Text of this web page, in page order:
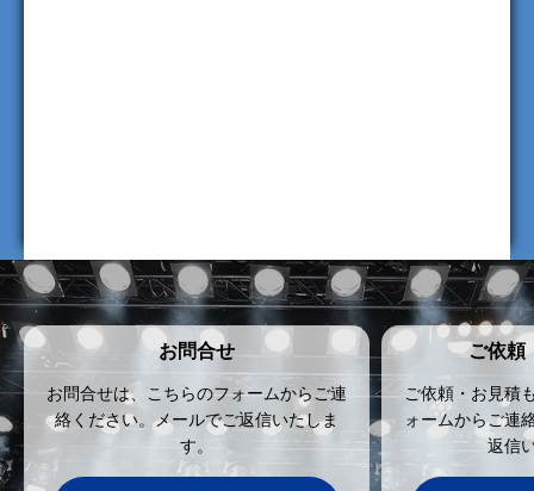
お問合せ
お問合せは、こちらのフォームからご連
絡ください。メールでご返信いたしま
す。
ご依頼
ご依頼・お見積
ォームからご連
返信